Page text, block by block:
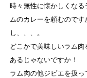
時々無性に懐かしくな
ムのカレーを頼むので
し、、、。
どこかで美味しいラム
あるじゃないですか！
ラム肉の他ジビエを扱